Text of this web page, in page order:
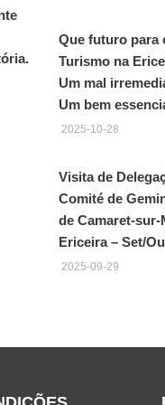
Que futuro para
Turismo na
Um mal
Um bem
2025-10-28
Visita de
Comité de
de Camaret-sur-
Ericeira – Set/
2025-09-29